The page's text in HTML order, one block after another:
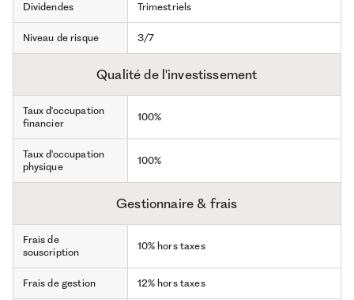
Dividendes Trimestriels
Niveau de risque 3/7
Qualité de l'investissement
Taux d'occupation
financier
100%
Taux d'occupation
physique
100%
Gestionnaire & frais
Frais de
souscription
10% hors taxes
Frais de gestion 12% hors taxes